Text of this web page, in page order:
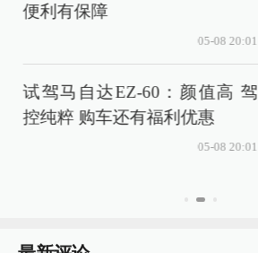
便利有保障
05-08 20:01
试驾马自达EZ-60：颜值高 驾
控纯粹 购车还有福利优惠
05-08 20:01